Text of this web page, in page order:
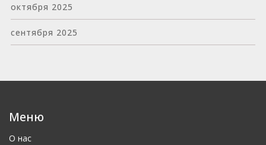
октября 2025
сентября 2025
Меню
О нас